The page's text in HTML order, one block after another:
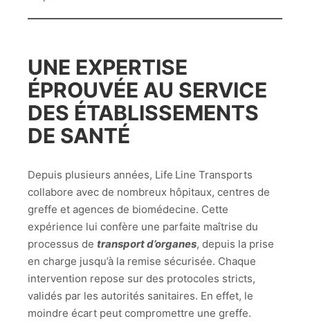
UNE EXPERTISE
ÉPROUVÉE AU SERVICE
DES ÉTABLISSEMENTS
DE SANTÉ
Depuis plusieurs années, Life Line Transports
collabore avec de nombreux hôpitaux, centres de
greffe et agences de biomédecine. Cette
expérience lui confère une parfaite maîtrise du
processus de transport d’organes, depuis la prise
en charge jusqu’à la remise sécurisée. Chaque
intervention repose sur des protocoles stricts,
validés par les autorités sanitaires. En effet, le
moindre écart peut compromettre une greffe.